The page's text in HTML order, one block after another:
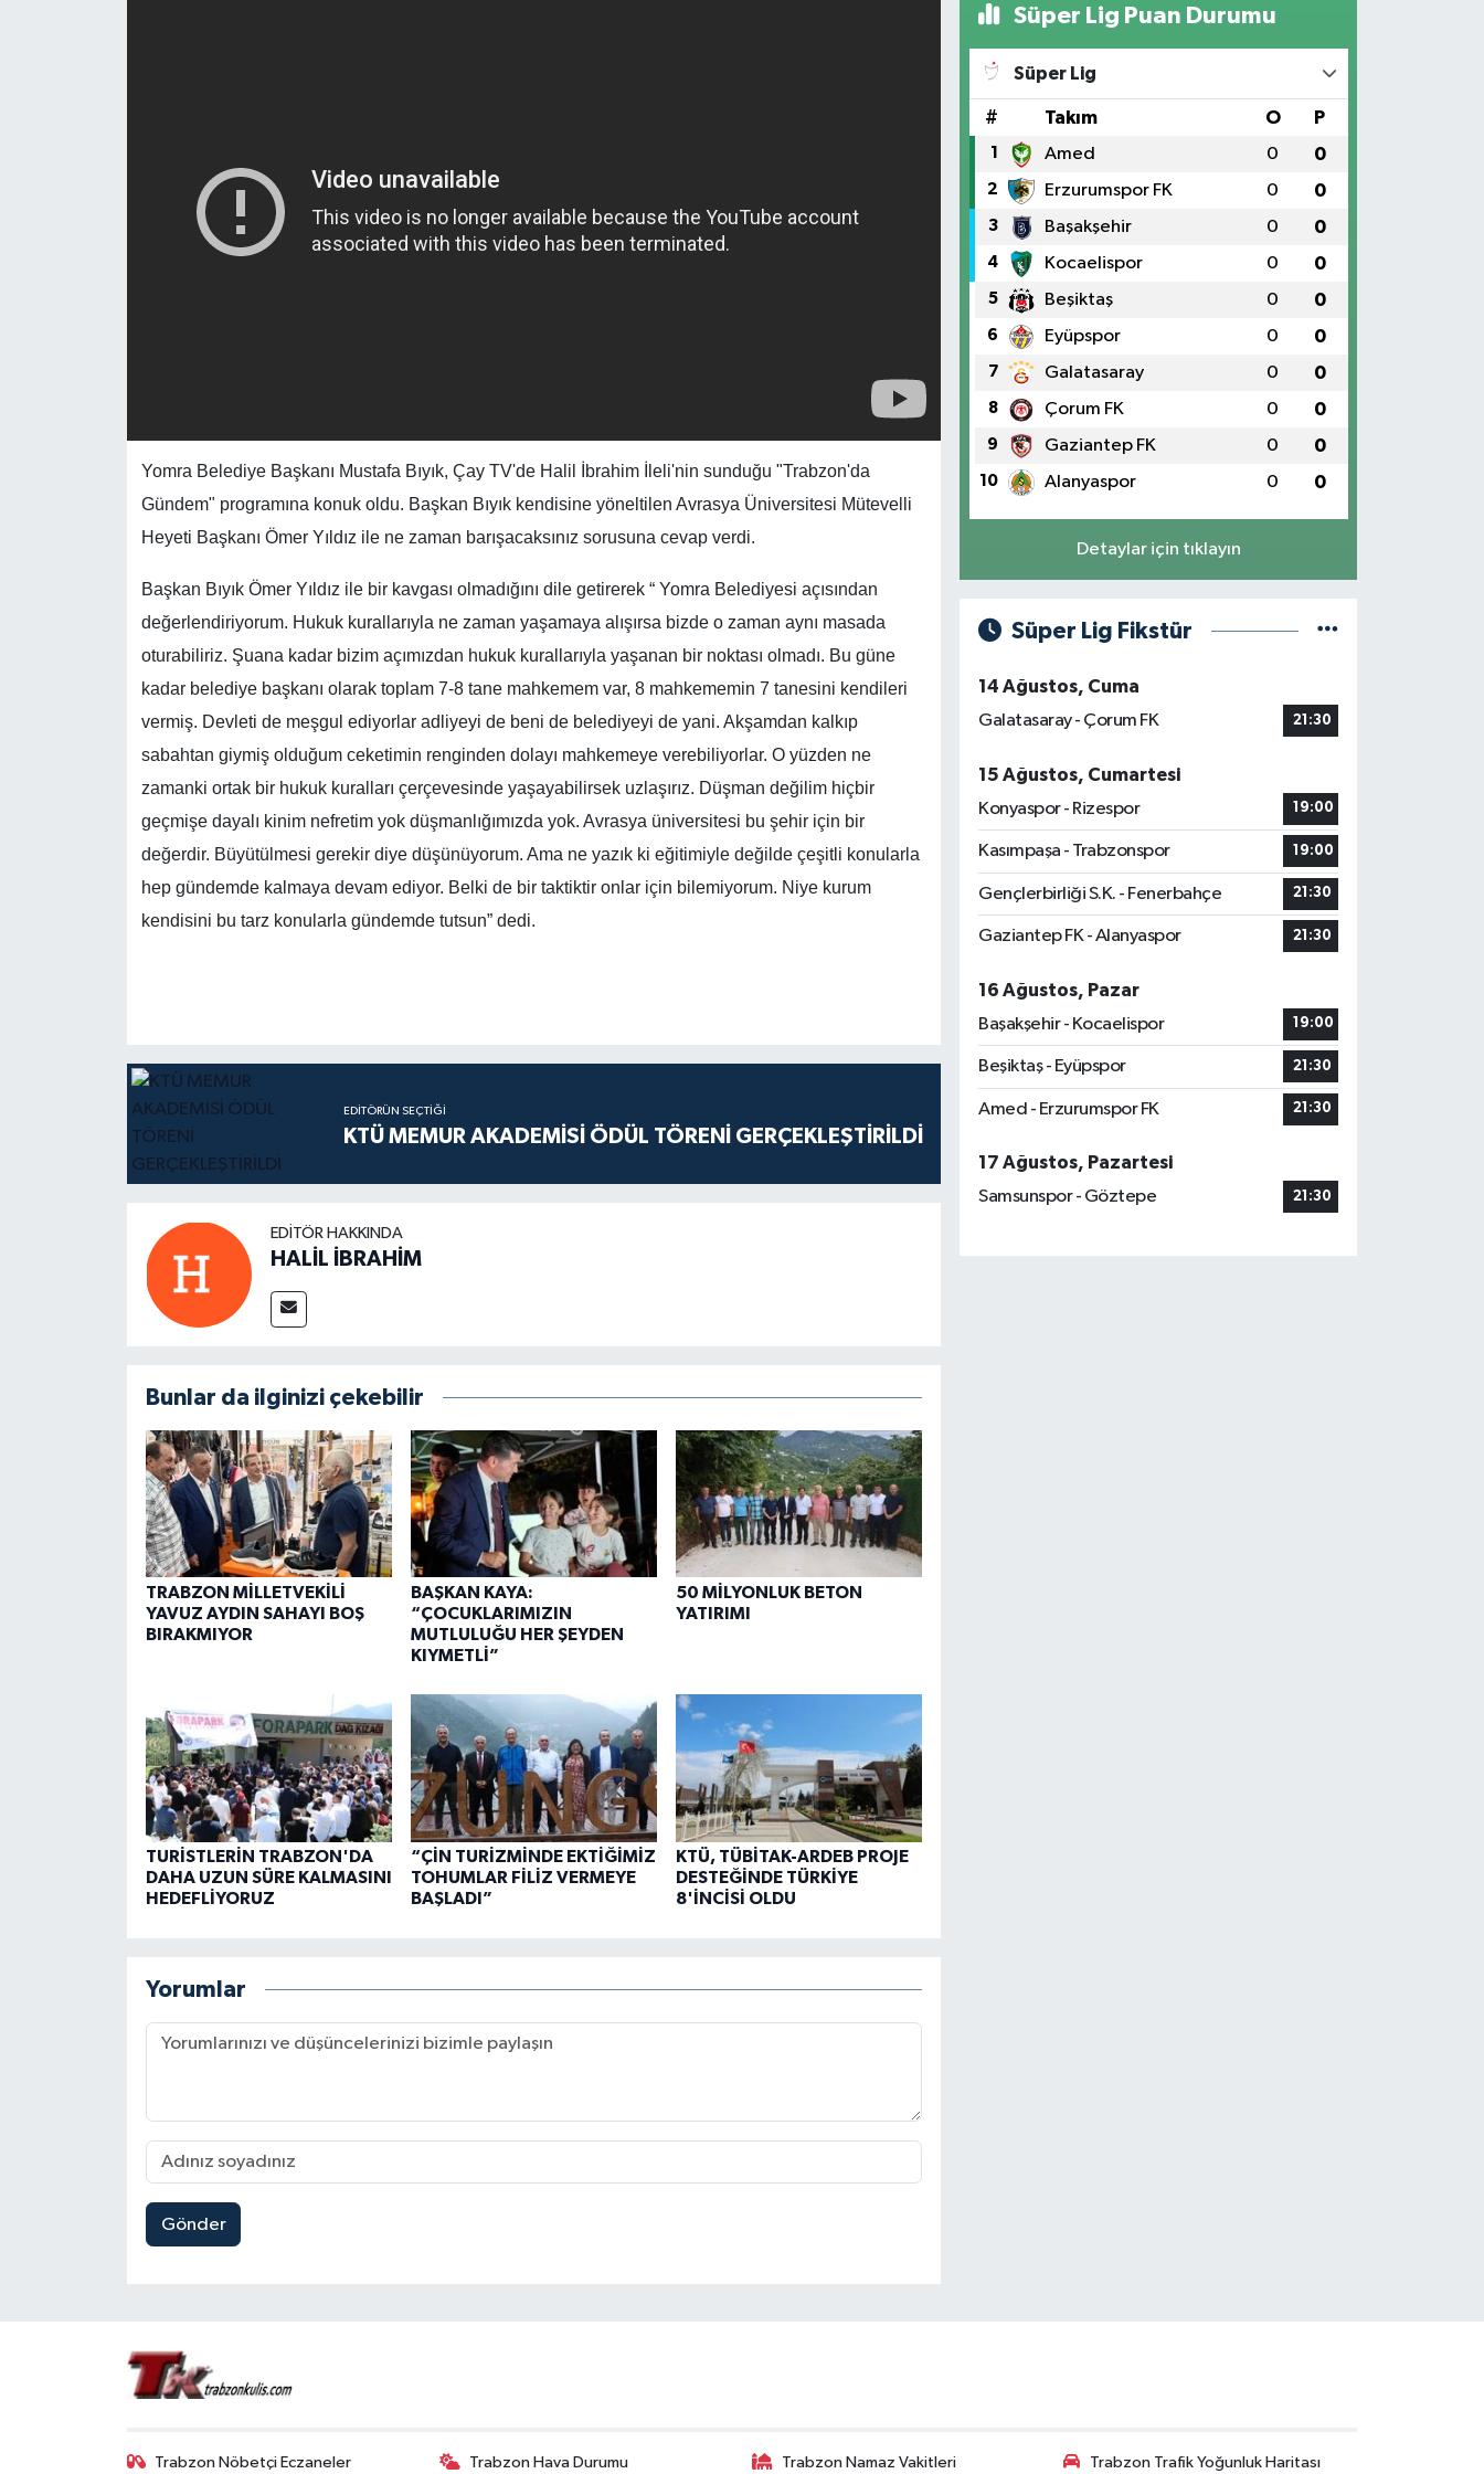
Yomra Belediye Başkanı Mustafa Bıyık, Çay TV'de Halil İbrahim İleli'nin sunduğu "Trabzon'da
Gündem" programına konuk oldu. Başkan Bıyık kendisine yöneltilen Avrasya Üniversitesi Mütevelli
Heyeti Başkanı Ömer Yıldız ile ne zaman barışacaksınız sorusuna cevap verdi.
Başkan Bıyık Ömer Yıldız ile bir kavgası olmadığını dile getirerek “ Yomra Belediyesi açısından
değerlendiriyorum. Hukuk kurallarıyla ne zaman yaşamaya alışırsa bizde o zaman aynı masada
oturabiliriz. Şuana kadar bizim açımızdan hukuk kurallarıyla yaşanan bir noktası olmadı. Bu güne
kadar belediye başkanı olarak toplam 7-8 tane mahkemem var, 8 mahkememin 7 tanesini kendileri
vermiş. Devleti de meşgul ediyorlar adliyeyi de beni de belediyeyi de yani. Akşamdan kalkıp
sabahtan giymiş olduğum ceketimin renginden dolayı mahkemeye verebiliyorlar. O yüzden ne
zamanki ortak bir hukuk kuralları çerçevesinde yaşayabilirsek uzlaşırız. Düşman değilim hiçbir
geçmişe dayalı kinim nefretim yok düşmanlığımızda yok. Avrasya üniversitesi bu şehir için bir
değerdir. Büyütülmesi gerekir diye düşünüyorum. Ama ne yazık ki eğitimiyle değilde çeşitli konularla
hep gündemde kalmaya devam ediyor. Belki de bir taktiktir onlar için bilemiyorum. Niye kurum
kendisini bu tarz konularla gündemde tutsun” dedi.
EDITÖRÜN SEÇTIĞI
KTÜ MEMUR AKADEMİSİ ÖDÜL TÖRENİ GERÇEKLEŞTİRİLDİ
EDITÖR HAKKINDA
HALİL İBRAHİM
Bunlar da ilginizi çekebilir
TRABZON MİLLETVEKİLİ
YAVUZ AYDIN SAHAYI BOŞ
BIRAKMIYOR
BAŞKAN KAYA:
“ÇOCUKLARIMIZIN
MUTLULUĞU HER ŞEYDEN
KIYMETLİ”
50 MİLYONLUK BETON
YATIRIMI
TURİSTLERİN TRABZON'DA
DAHA UZUN SÜRE KALMASINI
HEDEFLİYORUZ
“ÇİN TURİZMİNDE EKTİĞİMİZ
TOHUMLAR FİLİZ VERMEYE
BAŞLADI”
KTÜ, TÜBİTAK-ARDEB PROJE
DESTEĞİNDE TÜRKİYE
8'İNCİSİ OLDU
Yorumlar
Gönder
Süper Lig Puan Durumu
Süper Lig
# Takım O P
1 Amed 0 0
2 Erzurumspor FK 0 0
3 Başakşehir 0 0
4 Kocaelispor 0 0
5 Beşiktaş 0 0
6 Eyüpspor 0 0
7 Galatasaray 0 0
8 Çorum FK 0 0
9 Gaziantep FK 0 0
10 Alanyaspor 0 0
Detaylar için tıklayın
Süper Lig Fikstür
14 Ağustos, Cuma
Galatasaray - Çorum FK
21:30
15 Ağustos, Cumartesi
Konyaspor - Rizespor
19:00
Kasımpaşa - Trabzonspor 19:00
Gençlerbirliği S.K. - Fenerbahçe 21:30
Gaziantep FK - Alanyaspor 21:30
16 Ağustos, Pazar
Başakşehir - Kocaelispor
19:00
Beşiktaş - Eyüpspor 21:30
Amed - Erzurumspor FK 21:30
17 Ağustos, Pazartesi
Samsunspor - Göztepe
21:30
Trabzon Nöbetçi Eczaneler Trabzon Hava Durumu Trabzon Namaz Vakitleri Trabzon Trafik Yoğunluk Haritası